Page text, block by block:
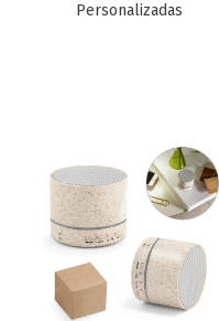
Personalizadas